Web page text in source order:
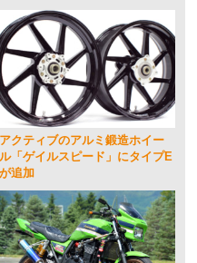
アクティブのアルミ鍛造ホイー
ル「ゲイルスピード」にタイプE
が追加